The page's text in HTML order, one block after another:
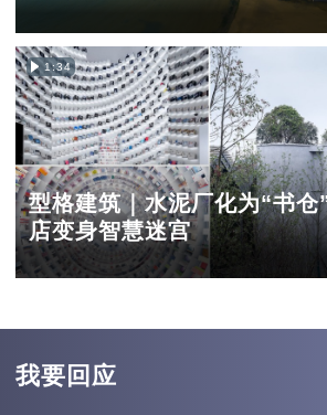
1:34
型格建筑｜水泥厂化为“书仓
店变身智慧迷宫
我要回应